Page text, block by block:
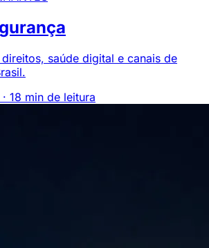
saúde digital e canais de
18 min de leitura